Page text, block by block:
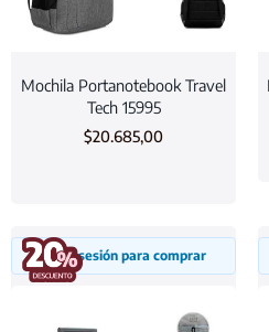
Mochila Portanotebook Travel
Tech 15995
$20.685,00
Inicia sesión para comprar